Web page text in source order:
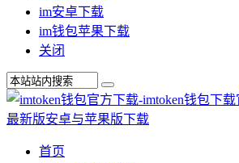
im安卓下载
im钱包苹果下载
关闭
首页